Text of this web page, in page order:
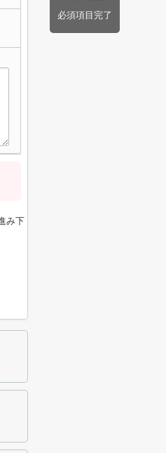
必須項目完了
み下